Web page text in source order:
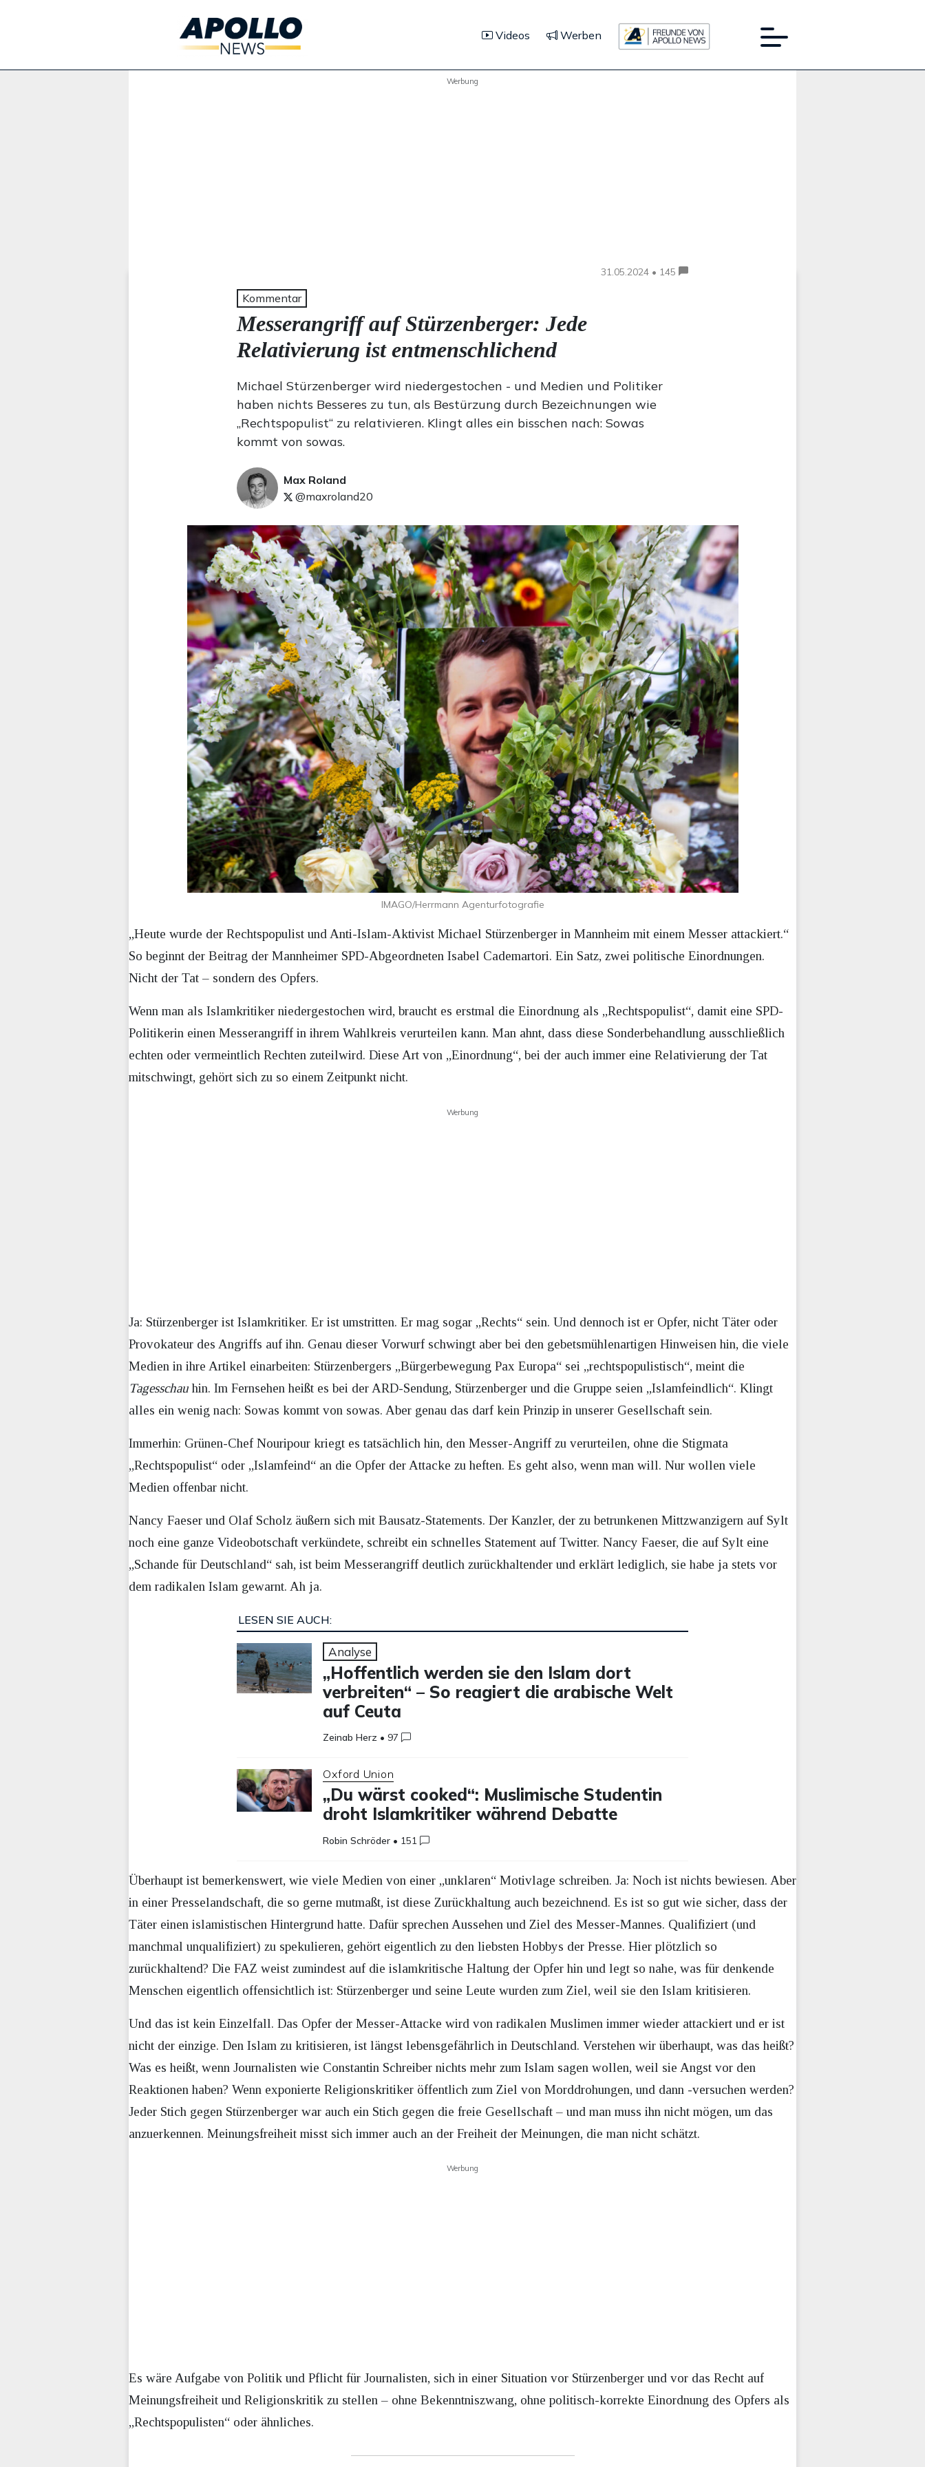
Videos Werben
Werbung
31.05.2024 • 145
Kommentar
Messerangriff auf Stürzenberger: Jede
Relativierung ist entmenschlichend
Michael Stürzenberger wird niedergestochen - und Medien und Politiker
haben nichts Besseres zu tun, als Bestürzung durch Bezeichnungen wie
„Rechtspopulist“ zu relativieren. Klingt alles ein bisschen nach: Sowas
kommt von sowas.
Max Roland
@maxroland20
IMAGO/Herrmann Agenturfotografie
„Heute wurde der Rechtspopulist und Anti-Islam-Aktivist Michael Stürzenberger in Mannheim mit einem Messer attackiert.“
So beginnt der Beitrag der Mannheimer SPD-Abgeordneten Isabel Cademartori. Ein Satz, zwei politische Einordnungen.
Nicht der Tat – sondern des Opfers.
Wenn man als Islamkritiker niedergestochen wird, braucht es erstmal die Einordnung als „Rechtspopulist“, damit eine SPD-
Politikerin einen Messerangriff in ihrem Wahlkreis verurteilen kann. Man ahnt, dass diese Sonderbehandlung ausschließlich
echten oder vermeintlich Rechten zuteilwird. Diese Art von „Einordnung“, bei der auch immer eine Relativierung der Tat
mitschwingt, gehört sich zu so einem Zeitpunkt nicht.
Werbung
Ja: Stürzenberger ist Islamkritiker. Er ist umstritten. Er mag sogar „Rechts“ sein. Und dennoch ist er Opfer, nicht Täter oder
Provokateur des Angriffs auf ihn. Genau dieser Vorwurf schwingt aber bei den gebetsmühlenartigen Hinweisen hin, die viele
Medien in ihre Artikel einarbeiten: Stürzenbergers „Bürgerbewegung Pax Europa“ sei „rechtspopulistisch“, meint die
Tagesschauhin. Im Fernsehen heißt es bei der ARD-Sendung, Stürzenberger und die Gruppe seien „Islamfeindlich“. Klingt
alles ein wenig nach: Sowas kommt von sowas. Aber genau das darf kein Prinzip in unserer Gesellschaft sein.
Immerhin: Grünen-Chef Nouripour kriegt es tatsächlich hin, den Messer-Angriff zu verurteilen, ohne die Stigmata
„Rechtspopulist“ oder „Islamfeind“ an die Opfer der Attacke zu heften. Es geht also, wenn man will. Nur wollen viele
Medien offenbar nicht.
Nancy Faeser und Olaf Scholz äußern sich mit Bausatz-Statements. Der Kanzler, der zu betrunkenen Mittzwanzigern auf Sylt
noch eine ganze Videobotschaft verkündete, schreibt ein schnelles Statement auf Twitter. Nancy Faeser, die auf Sylt eine
„Schande für Deutschland“ sah, ist beim Messerangriff deutlich zurückhaltender und erklärt lediglich, sie habe ja stets vor
dem radikalen Islam gewarnt. Ah ja.
LESEN SIE AUCH:
Analyse
„Hoffentlich werden sie den Islam dort
verbreiten“ – So reagiert die arabische Welt
auf Ceuta
Zeinab Herz • 97
Oxford Union
„Du wärst cooked“: Muslimische Studentin
droht Islamkritiker während Debatte
Robin Schröder • 151
Überhaupt ist bemerkenswert, wie viele Medien von einer „unklaren“ Motivlage schreiben. Ja: Noch ist nichts bewiesen. Aber
in einer Presselandschaft, die so gerne mutmaßt, ist diese Zurückhaltung auch bezeichnend. Es ist so gut wie sicher, dass der
Täter einen islamistischen Hintergrund hatte. Dafür sprechen Aussehen und Ziel des Messer-Mannes. Qualifiziert (und
manchmal unqualifiziert) zu spekulieren, gehört eigentlich zu den liebsten Hobbys der Presse. Hier plötzlich so
zurückhaltend? Die FAZ weist zumindest auf die islamkritische Haltung der Opfer hin und legt so nahe, was für denkende
Menschen eigentlich offensichtlich ist: Stürzenberger und seine Leute wurden zum Ziel, weil sie den Islam kritisieren.
Und das ist kein Einzelfall. Das Opfer der Messer-Attacke wird von radikalen Muslimen immer wieder attackiert und er ist
nicht der einzige. Den Islam zu kritisieren, ist längst lebensgefährlich in Deutschland. Verstehen wir überhaupt, was das heißt?
Was es heißt, wenn Journalisten wie Constantin Schreiber nichts mehr zum Islam sagen wollen, weil sie Angst vor den
Reaktionen haben? Wenn exponierte Religionskritiker öffentlich zum Ziel von Morddrohungen, und dann -versuchen werden?
Jeder Stich gegen Stürzenberger war auch ein Stich gegen die freie Gesellschaft – und man muss ihn nicht mögen, um das
anzuerkennen. Meinungsfreiheit misst sich immer auch an der Freiheit der Meinungen, die man nicht schätzt.
Werbung
Es wäre Aufgabe von Politik und Pflicht für Journalisten, sich in einer Situation vor Stürzenberger und vor das Recht auf
Meinungsfreiheit und Religionskritik zu stellen – ohne Bekenntniszwang, ohne politisch-korrekte Einordnung des Opfers als
„Rechtspopulisten“ oder ähnliches.